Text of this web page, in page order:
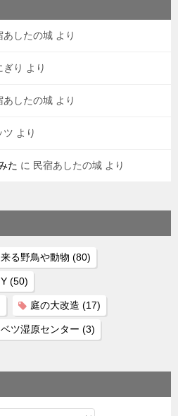
あしたの城 より
ぎり より
あしたの城 より
ツ より
た に 民宿あしたの城 より
る野鳥や動物 (80)
(50)
庭の大改造 (17)
ツ湿原センター (3)